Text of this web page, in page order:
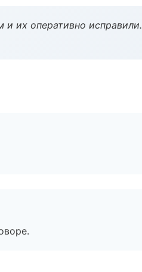
и их оперативно исправили.